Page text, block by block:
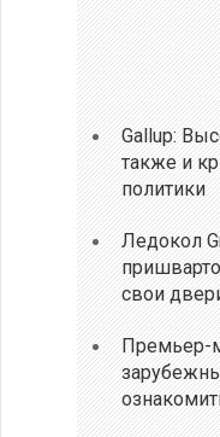
Gallup:
также и
политики
Ледокол
свои
Премьер-